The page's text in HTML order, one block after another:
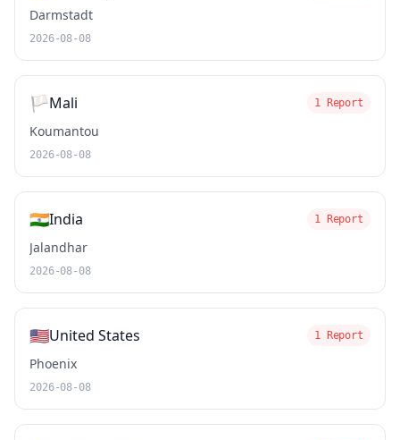
Darmstadt
2026-08-08
🏳️Mali 1 Report
Koumantou
2026-08-08
🇮🇳India 1 Report
Jalandhar
2026-08-08
🇺🇸United States 1 Report
Phoenix
2026-08-08